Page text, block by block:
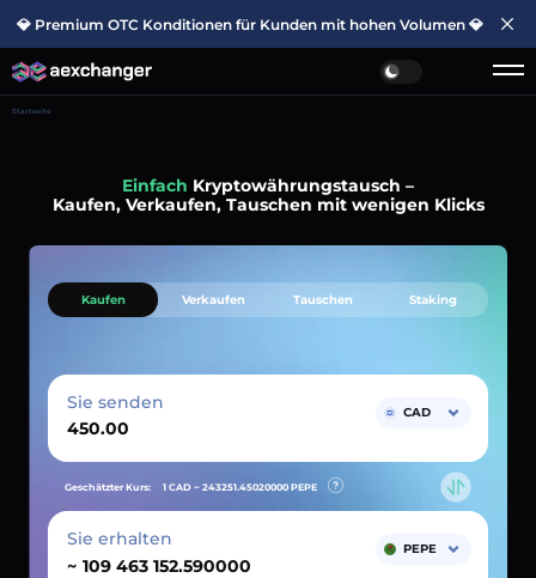
💎 Premium OTC Konditionen für Kunden mit hohen Volumen 💎
Startseite
Einfach Kryptowährungstausch –
Kaufen, Verkaufen, Tauschen mit wenigen Klicks
Kaufen Verkaufen Tauschen Staking
Sie senden CAD
Geschätzter Kurs: 1 CAD ~ 243251.45020000 PEPE
Sie erhalten
~
PEPE